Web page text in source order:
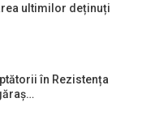
ultimilor deținuți
în Rezistența